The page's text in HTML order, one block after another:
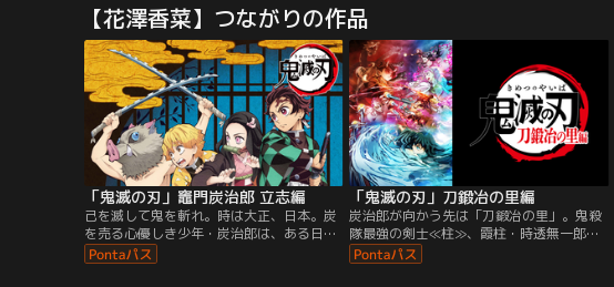
親の愛情を奪われ、寂しさいっぱいのくん
ちゃん--。そんな時、くんちゃんは家の庭
で自分のことを「お兄ちゃん」と呼ぶ、不
思議な少女と出会います。彼女は未来から
やってきた妹・ミライちゃんでした。
しな能力を駆使しながら仕事に恋に奮闘す
る爆笑コメディー！！
【花澤香菜】つながりの作品
「鬼滅の刃」竈門炭治郎 立志編
己を滅して鬼を斬れ。時は大正、日本。炭
を売る心優しき少年・炭治郎は、ある日鬼
に家族を皆殺しにされてしまう。さらに唯
一生き残った妹の禰豆子は鬼に変貌してし
「鬼滅の刃」刀鍛冶の里編
炭治郎が向かう先は「刀鍛冶の里」。鬼殺
隊最強の剣士≪柱≫、霞柱・時透無一郎と
恋柱・甘露寺蜜璃との再会、忍びよる鬼の
影。炭治郎たちの新たな戦いが始まる。